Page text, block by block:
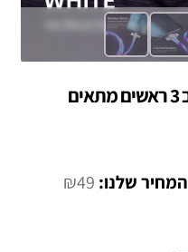
כבל טעינה זוהר ומהיר המשלב 3 ראשים מתאים
המחיר
₪49 המחיר